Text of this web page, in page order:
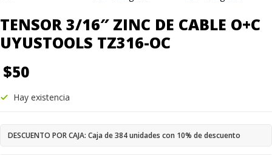
TENSOR 3/16″ ZINC DE CABLE O+C
UYUSTOOLS TZ316-OC
$50
Hay existencia
DESCUENTO POR CAJA: Caja de 384 unidades con 10% de descuento